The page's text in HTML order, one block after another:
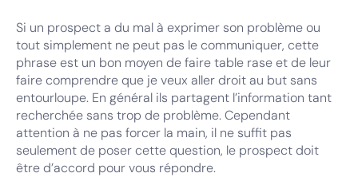
Si un prospect a du mal à exprimer son problème ou
tout simplement ne peut pas le communiquer, cette
phrase est un bon moyen de faire table rase et de leur
faire comprendre que je veux aller droit au but sans
entourloupe. En général ils partagent l’information tant
recherchée sans trop de problème. Cependant
attention à ne pas forcer la main, il ne suffit pas
seulement de poser cette question, le prospect doit
être d’accord pour vous répondre.